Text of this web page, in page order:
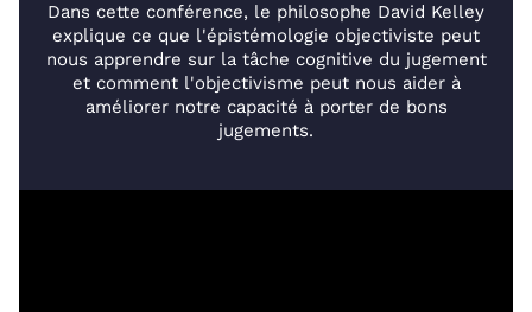
Dans cette conférence, le philosophe David Kelley
explique ce que l'épistémologie objectiviste peut
nous apprendre sur la tâche cognitive du jugement
et comment l'objectivisme peut nous aider à
améliorer notre capacité à porter de bons
jugements.